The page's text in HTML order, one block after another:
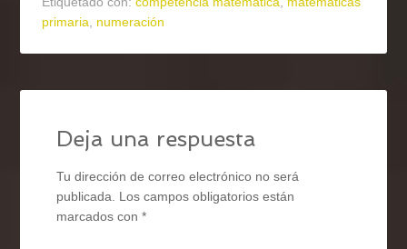
primaria
numeración
Deja una respuesta
Tu dirección de correo electrónico no será
publicada.
Los campos obligatorios están
marcados con*